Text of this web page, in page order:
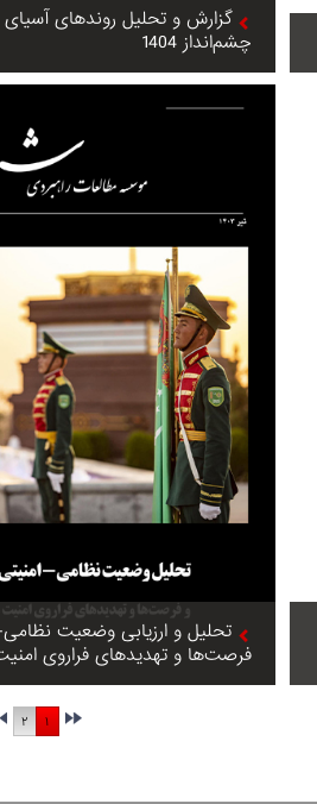
چشم‌انداز 1404
تحلیل و ارزیابی وضعیت
فرصت‌ها و تهدیدهای فراروی
۱ ۲